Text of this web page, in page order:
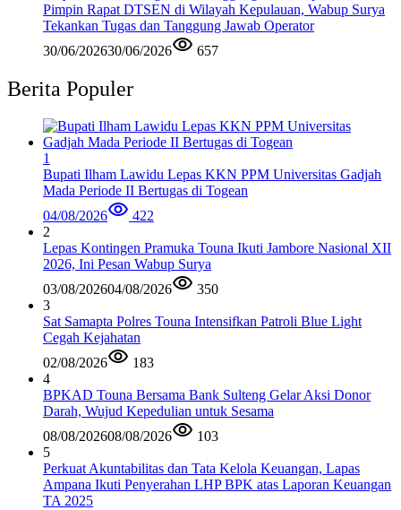
Pimpin Rapat DTSEN di Wilayah Kepulauan, Wabup Surya
Tekankan Tugas dan Tanggung Jawab Operator
30/06/202630/06/2026 657
Berita Populer
1
Bupati Ilham Lawidu Lepas KKN PPM Universitas Gadjah
Mada Periode II Bertugas di Togean
04/08/2026
422
2
Lepas Kontingen Pramuka Touna Ikuti Jambore Nasional XII
2026, Ini Pesan Wabup Surya
03/08/202604/08/2026
350
3
Sat Samapta Polres Touna Intensifkan Patroli Blue Light
Cegah Kejahatan
02/08/2026
183
4
BPKAD Touna Bersama Bank Sulteng Gelar Aksi Donor
Darah, Wujud Kepedulian untuk Sesama
08/08/202608/08/2026
103
5
Perkuat Akuntabilitas dan Tata Kelola Keuangan, Lapas
Ampana Ikuti Penyerahan LHP BPK atas Laporan Keuangan
TA 2025